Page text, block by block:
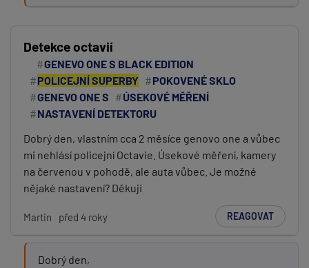
Detekce octavií
GENEVO ONE S BLACK EDITION
POLICEJNÍ SUPERBY
POKOVENÉ SKLO
GENEVO ONE S
ÚSEKOVÉ MĚŘENÍ
NASTAVENÍ DETEKTORU
Dobrý den, vlastním cca 2 měsíce genovo one a vůbec
mi nehlásí policejní Octavie. Úsekové měření, kamery
na červenou v pohodě, ale auta vůbec. Je možné
nějaké nastavení? Děkuji
Martin před 4 roky REAGOVAT
Dobrý den,